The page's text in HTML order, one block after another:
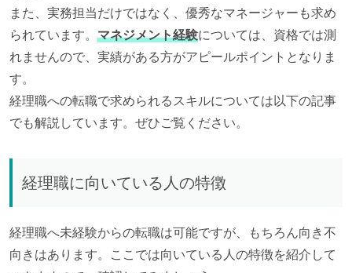
また、実務担当だけではなく、優秀なマネージャーも求め
られています。 マネジメント経験については、資格では測
れませんので、実績がある方がアピールポイントとなりま
す。
経理職への転職で求められるスキルについては以下の記事
でも解説しています。ぜひご覧ください。
経理職に向いている人の特徴
経理職へ未経験からの転職は可能ですが、もちろん向き不
向きはあります。ここでは向いている人の特徴を紹介して